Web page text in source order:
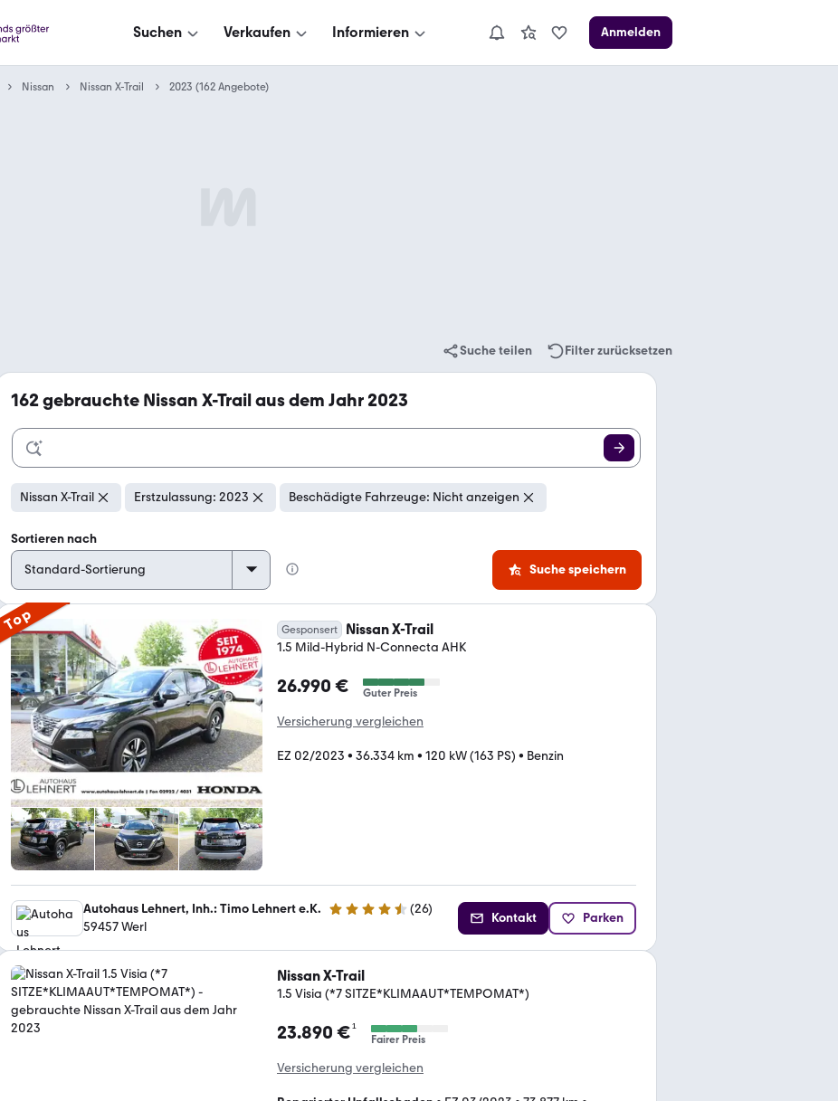
Suchen Verkaufen Informieren Anmelden
Nissan Nissan X-Trail 2023 (162 Angebote)
Suche teilen Filter zurücksetzen
162gebrauchte Nissan X-Trail aus dem Jahr 2023
Nissan X-Trail Erstzulassung: 2023 Beschädigte Fahrzeuge: Nicht anzeigen
Sortieren nach
Suche speichern
Top Gesponsert Nissan X-Trail
1.5 Mild-Hybrid N-Connecta AHK
26.990 € Guter Preis
Versicherung vergleichen
EZ 02/2023 • 36.334 km • 120 kW (163 PS) • Benzin
Autohaus Lehnert, Inh.: Timo Lehnert e.K. 4.5 Sterne (26)
59457 Werl
Kontakt Parken
Nissan X-Trail
1.5 Visia (*7 SITZE*KLIMAAUT*TEMPOMAT*)
23.890 €¹
Fairer Preis
Versicherung vergleichen